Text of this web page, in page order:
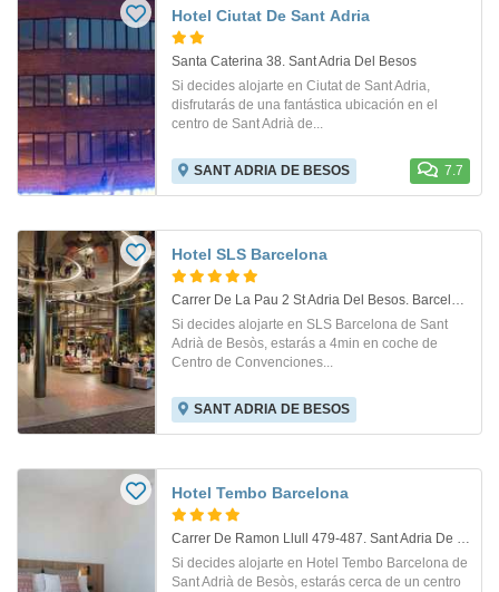
Hotel Ciutat De Sant Adria
Santa Caterina 38. Sant Adria Del Besos
Si decides alojarte en Ciutat de Sant Adria,
disfrutarás de una fantástica ubicación en el
centro de Sant Adrià de...
SANT ADRIA DE BESOS 7.7
Hotel SLS Barcelona
Carrer De La Pau 2 St Adria Del Besos. Barcelona
Si decides alojarte en SLS Barcelona de Sant
Adrià de Besòs, estarás a 4min en coche de
Centro de Convenciones...
SANT ADRIA DE BESOS
Hotel Tembo Barcelona
Carrer De Ramon Llull 479-487. Sant Adria De Besos
Si decides alojarte en Hotel Tembo Barcelona de
Sant Adrià de Besòs, estarás cerca de un centro